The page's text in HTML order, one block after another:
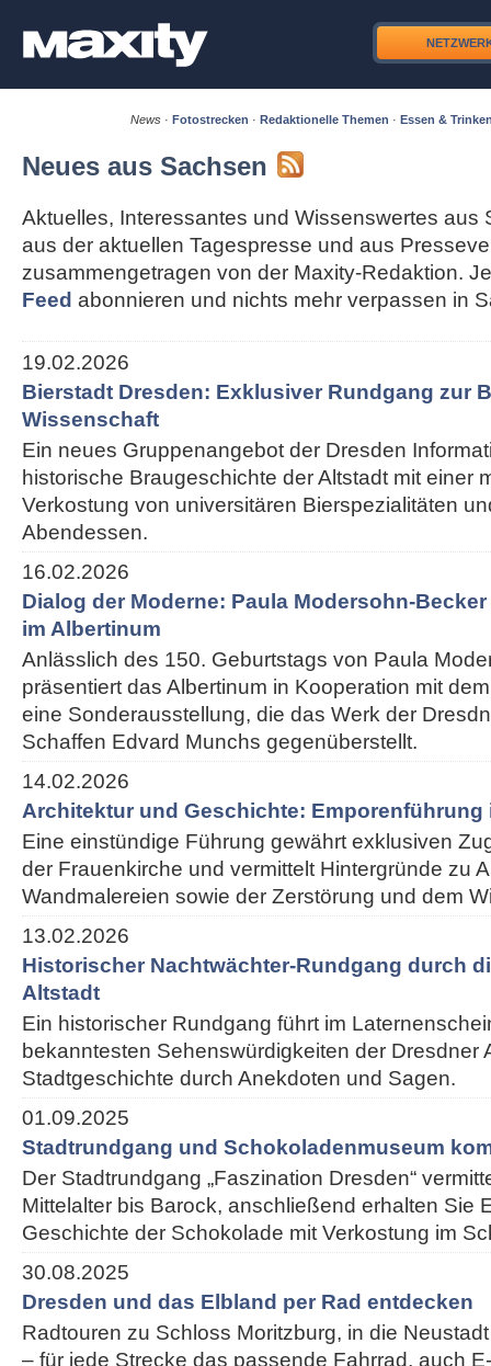
News· Fotostrecken · Redaktionelle Themen · Essen &
Neues aus Sachsen
Aktuelles, Interessantes und Wissenswertes aus
aus der aktuellen Tagespresse und aus
zusammengetragen von der Maxity-Redaktion.
Feed abonnieren und nichts mehr verpassen in
19.02.2026
Bierstadt Dresden: Exklusiver Rundgang zur
Wissenschaft
Ein neues Gruppenangebot der Dresden
historische Braugeschichte der Altstadt mit einer
Verkostung von universitären Bierspezialitäten
Abendessen.
16.02.2026
Dialog der Moderne: Paula Modersohn-
im Albertinum
Anlässlich des 150. Geburtstags von Paula
präsentiert das Albertinum in Kooperation mit
eine Sonderausstellung, die das Werk der
Schaffen Edvard Munchs gegenüberstellt.
14.02.2026
Architektur und Geschichte: Emporenführung
Eine einstündige Führung gewährt exklusiven
der Frauenkirche und vermittelt Hintergründe zu
Wandmalereien sowie der Zerstörung und dem
13.02.2026
Historischer Nachtwächter-Rundgang durch
Altstadt
Ein historischer Rundgang führt im
bekanntesten Sehenswürdigkeiten der Dresdner
Stadtgeschichte durch Anekdoten und Sagen.
01.09.2025
Stadtrundgang und Schokoladenmuseum
Der Stadtrundgang „Faszination Dresden“
Mittelalter bis Barock, anschließend erhalten Sie
Geschichte der Schokolade mit Verkostung im
30.08.2025
Dresden und das Elbland per Rad entdecken
Radtouren zu Schloss Moritzburg, in die
– für jede Strecke das passende Fahrrad, auch